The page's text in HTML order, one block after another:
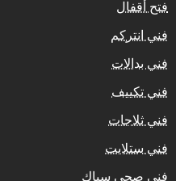
فتح أقفال
فني انتركم
فني بدالات
فني تكييف
فني ثلاجات
فني ستلايت
فني صحي سباك